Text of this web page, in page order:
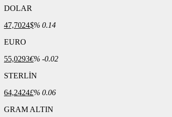
DOLAR
47,7024$% 0.14
EURO
55,0293€% -0.02
STERLİN
64,2424£% 0.06
GRAM ALTIN